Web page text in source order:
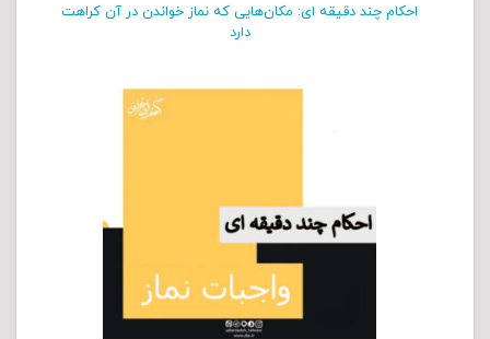
احکام چند دقیقه ای: مکان‌هایی که نماز خواندن در آن کراهت
دارد